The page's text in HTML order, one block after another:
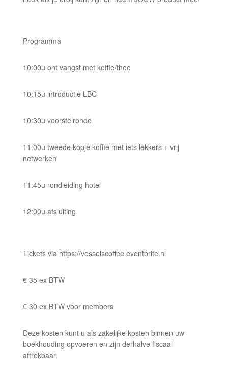
Programma
10:00u ont vangst met koffie/thee
10:15u introductie LBC
10:30u voorstelronde
11:00u tweede kopje koffie met iets lekkers + vrij
netwerken
11:45u rondleiding hotel
12:00u afsluiting
Tickets via https://vesselscoffee.eventbrite.nl
€ 35 ex BTW
€ 30 ex BTW voor members
Deze kosten kunt u als zakelijke kosten binnen uw
boekhouding opvoeren en zijn derhalve fiscaal
aftrekbaar.